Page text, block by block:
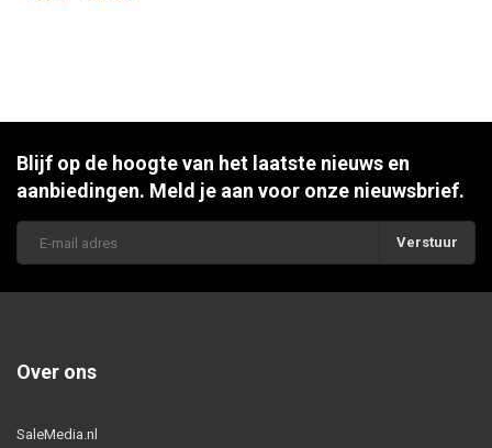
Blijf op de hoogte van het laatste nieuws en
aanbiedingen. Meld je aan voor onze nieuwsbrief.
Verstuur
Over ons
SaleMedia.nl